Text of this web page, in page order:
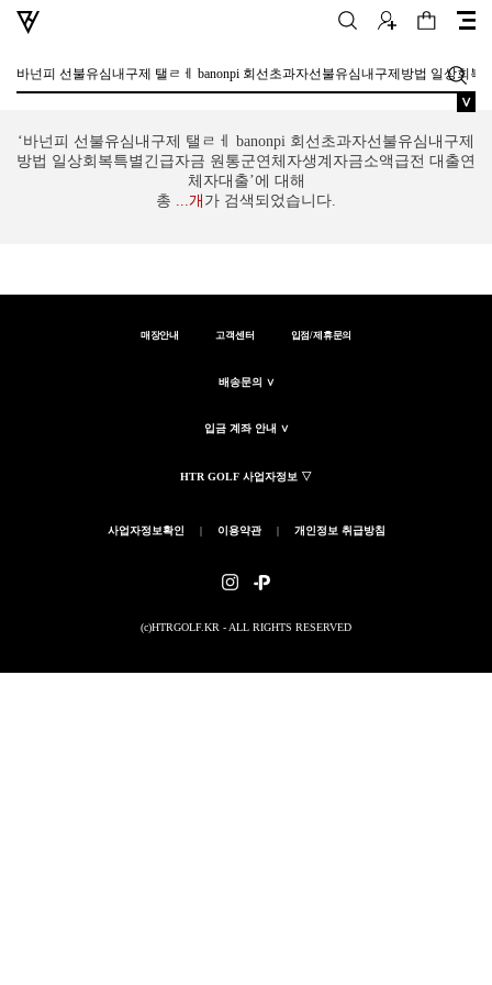
∨
‘바넌피 선불유심내구제 탤ㄹㅔ banonpi 회선초과자선불유심내구제
방법 일상회복특별긴급자금 원통군연체자생계자금소액급전 대출연
체자대출’에 대해
총 ...개 가 검색되었습니다.
매장안내 고객센터 입점/제휴문의
배송문의 ∨
입금 계좌 안내 ∨
HTR GOLF 사업자정보 ▽
사업자정보확인 | 이용약관 | 개인정보 취급방침
(c)HTRGOLF.KR - ALL RIGHTS RESERVED